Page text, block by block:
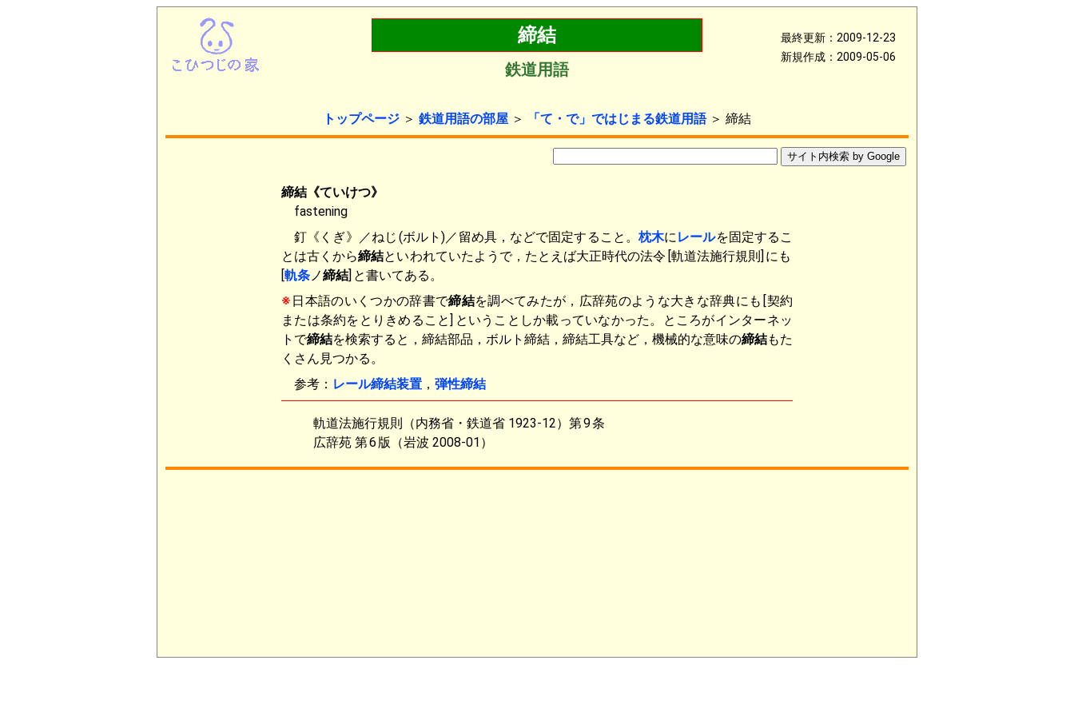
最終更新：2009-12-23
新規作成：2009-05-06
締結
鉄道用語
トップページ ＞ 鉄道用語の部屋 ＞ 「て・で」ではじまる鉄道用語＞ 締結
締結《ていけつ》
fastening
釘《くぎ》／ねじ (ボルト)／留め具，などで固定すること。 枕木にレールを固定するこ
とは古くから締結といわれていたようで，たとえば大正時代の法令 [軌道法施行規則] にも
[軌条ノ締結] と書いてある。
※ 日本語のいくつかの辞書で締結を調べてみたが，広辞苑のような大きな辞典にも [契約
または条約をとりきめること] ということしか載っていなかった。ところがインターネッ
トで締結を検索すると，締結部品，ボルト締結，締結工具など，機械的な意味の締結もた
くさん見つかる。
参考： レール締結装置 ， 弾性締結
軌道法施行規則（内務省・鉄道省 1923-12）第9条
広辞苑 第6 版（岩波 2008-01）